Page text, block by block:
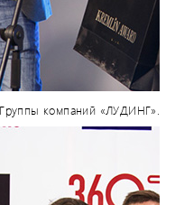
компаний «ЛУДИНГ».